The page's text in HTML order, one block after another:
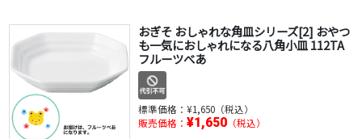
おぎそ おしゃれな角皿シリーズ[2] おやつ
も一気におしゃれになる八角小皿 112TA
フルーツべあ
標準価格： ¥1,650（税込）
販売価格： ¥1,650（税込）